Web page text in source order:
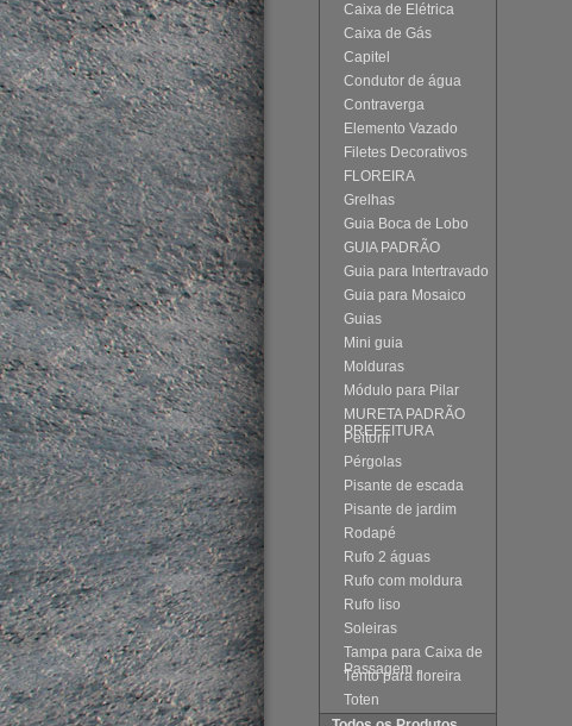
Caixa de Elétrica
Caixa de Gás
Capitel
Condutor de água
Contraverga
Elemento Vazado
Filetes Decorativos
FLOREIRA
Grelhas
Guia Boca de Lobo
GUIA PADRÃO
Guia para Intertravado
Guia para Mosaico
Guias
Mini guia
Molduras
Módulo para Pilar
MURETA PADRÃO
PREFEITURA
Peitoril
Pérgolas
Pisante de escada
Pisante de jardim
Rodapé
Rufo 2 águas
Rufo com moldura
Rufo liso
Soleiras
Tampa para Caixa de
Passagem
Tento para floreira
Toten